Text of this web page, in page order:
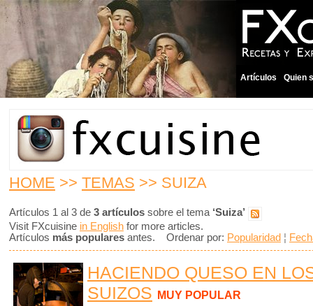
Artículos Quien
HOME >> TEMAS >> SUIZA
Artículos 1 al 3 de 3 artículos sobre el tema ‘Suiza’
Visit FXcuisine in English for more articles.
Artículos más populares antes. Ordenar por: Popularidad ¦
HACIENDO QUESO EN
SUIZOS MUY POPULAR